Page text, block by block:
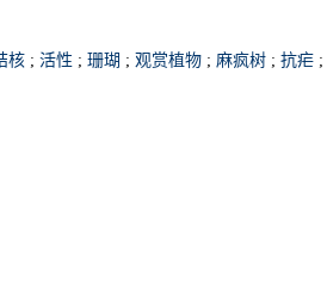
核 ; 活性 ; 珊瑚 ; 观赏植物 ; 麻疯树 ; 抗疟 ;